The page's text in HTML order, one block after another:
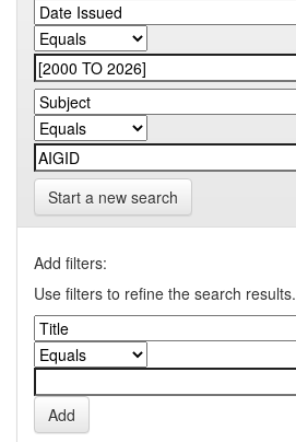
Start a new search
Add filters:
Use filters to refine the search results.